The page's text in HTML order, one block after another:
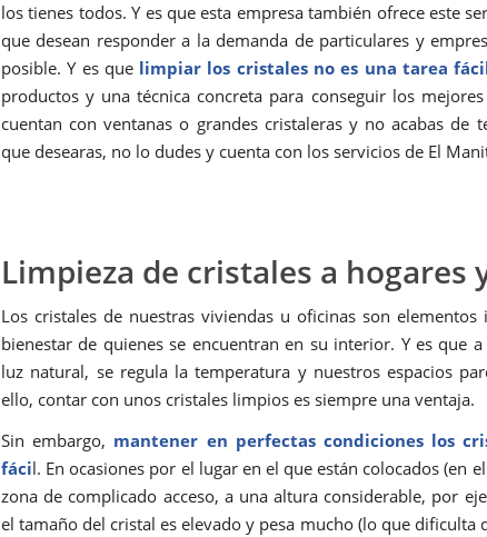
los tienes todos. Y es que esta empresa también ofrece este
que desean responder a la demanda de particulares y
posible. Y es que limpiar los cristales no es una tarea
productos y una técnica concreta para conseguir los
cuentan con ventanas o grandes cristaleras y no acabas de
que desearas, no lo dudes y cuenta con los servicios de El
Limpieza de cristales a hogares
Los cristales de nuestras viviendas u oficinas son elementos
bienestar de quienes se encuentran en su interior. Y es que
luz natural, se regula la temperatura y nuestros espacios
ello, contar con unos cristales limpios es siempre una ventaja.
Sin embargo, mantener en perfectas condiciones los
fácil. En ocasiones por el lugar en el que están colocados (en
zona de complicado acceso, a una altura considerable, por
el tamaño del cristal es elevado y pesa mucho (lo que dificulta